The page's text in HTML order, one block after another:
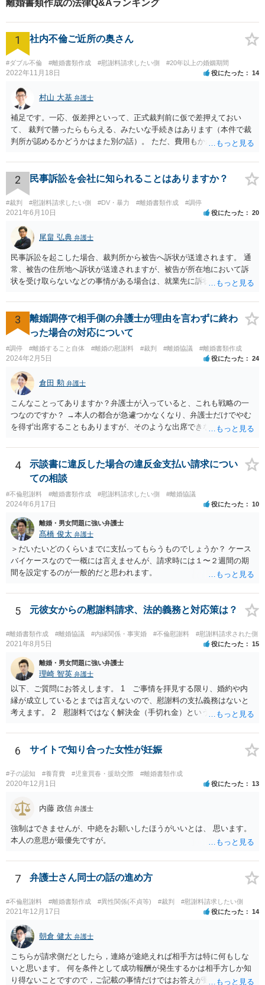
離婚書類作成の法律Q&Aランキング
1 社内不倫ご近所の奥さん
#ダブル不倫 #離婚書類作成 #慰謝料請求したい側 #20年以上の婚姻期間
2022年11月18日 役にたった 14
村山 大基 弁護士
補足です。一応、仮差押といって、正式裁判前に仮で差押えておい
て、 裁判で勝ったらもらえる、みたいな手続きはあります（本件で裁
判所が認めるかどうかはまた別の話）。 ただ、費用もかかりますし、
のであれば、 面談相談に行って詳しく話を聞いてみましょう。
2 民事訴訟を会社に知られることはありますか？
#裁判 #慰謝料請求したい側 #DV・暴力 #離婚書類作成 #調停
2021年6月10日 役にたった 20
尾畠 弘典 弁護士
民事訴訟を起こした場合、裁判所から被告へ訴状が送達されます。 通
常、被告の住所地へ訴状が送達されますが、被告が所在地において訴
状を受け取らないなどの事情がある場合は、就業先に訴状が送達され
題となっているケースや、目撃者として就業先の従業員がおり、目撃
者に証言してもらうことが必要になるケースなどでは、裁判の追行
上、就業先に協力を仰がなければならない場合や、就業先の従業員に
協力を仰がなければならない場合があります。 また、仮に訴訟におい
ていくらかの賠償が認められたとして、被告がこれを任意に支払わな
い場合は、強制執行を申し立てることで債権の回収を図ることができ
ます。 例えば、被告の給料を差し押さえる場合には、裁判所から被告
の就業先に文書が送付されますので、訴訟が起こったことを事後的に
就業先が覚知することになります。 警察への被害届の提出というの
は、必須ではありません。 ただ、当然ながら強制わいせつを行ったこ
との証拠がなければ、民事訴訟で勝訴することはできません。
3
離婚調停で相手側の弁護士が理由を言わずに終わ
った場合の対応について
#調停 #離婚すること自体 #離婚の慰謝料 #裁判 #離婚協議 #離婚書類作成
2024年2月5日 役にたった 24
倉田 勲 弁護士
こんなことってありますか？弁護士が入っていると、これも戦略の一
つなのですか？ →本人の都合が急遽つかなくなり、弁護士だけでやむ
を得ず出席することもありますが、そのような出席できない理由がな
えて弁護士だけで出席する戦略は聞いたことはありません。
4
示談書に違反した場合の違反金支払い請求につい
ての相談
#不倫慰謝料 #離婚書類作成 #慰謝料請求したい側 #離婚協議
2024年6月17日 役にたった 10
離婚・男女問題に強い弁護士
髙橋 俊太 弁護士
＞だいたいどのくらいまでに支払ってもらうものでしょうか？ ケース
バイケースなので一概には言えませんが、請求時には１〜２週間の期
間を設定するのが一般的だと思われます。
5 元彼女からの慰謝料請求、法的義務と対応策は？
#離婚書類作成 #離婚協議 #内縁関係・事実婚 #不倫慰謝料 #慰謝料請求された側
2021年8月5日 役にたった 15
離婚・男女問題に強い弁護士
理崎 智英 弁護士
以下、ご質問にお答えします。 1 ご事情を拝見する限り、婚約や内
縁が成立しているとまでは言えないので、慰謝料の支払義務はないと
考えます。 2 慰謝料ではなく解決金（手切れ金）という名目で数十
うに合意書を取り交わす必要はあると思います。 4 合意書を取り交
わし、その中で精算条項（一切の債権債務のないことを確認する）を
6 サイトで知り合った女性が妊娠
#子の認知 #養育費 #児童買春・援助交際 #離婚書類作成
2020年12月1日 役にたった 13
内藤 政信 弁護士
強制はできませんが、中絶をお願いしたほうがいいとは、 思います。
本人の意思が最優先ですが。
7 弁護士さん同士の話の進め方
#不倫慰謝料 #離婚書類作成 #異性関係(不貞等) #裁判 #慰謝料請求したい側
2021年12月17日 役にたった 14
朝倉 健太 弁護士
こちらが請求側だとしたら，連絡が途絶えれば相手方は特に何もしな
いと思います。 何を条件として成功報酬が発生するかは相手方しか知
り得ないことですので，ご記載の事情だけではお答えが難しいです。